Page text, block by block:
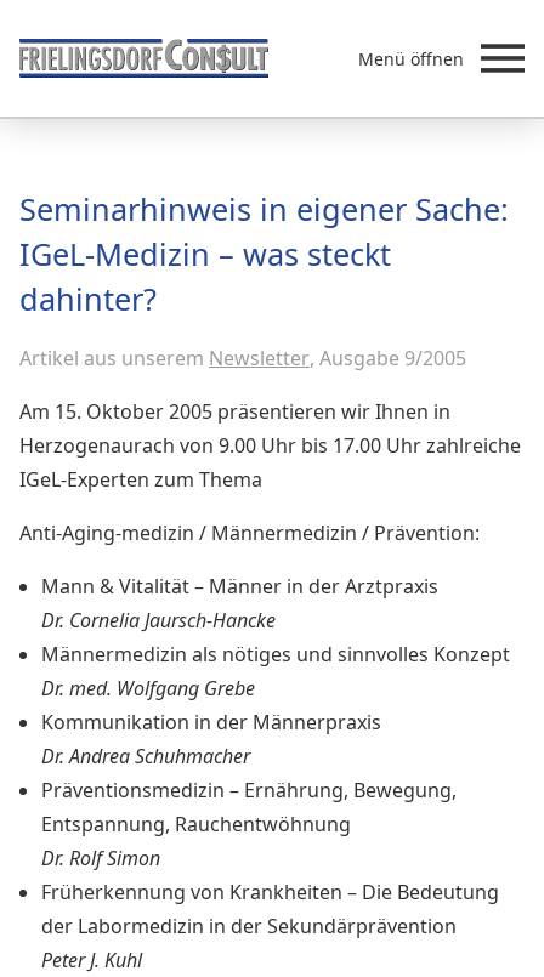
Menü öffnen
Beratung
Akademie
MVZ/Ärztenetze
Über uns
Newsletter & Presse
Seminarhinweis in eigener Sache:
IGeL-Medizin – was steckt
dahinter?
Artikel aus unserem Newsletter, Ausgabe 9/2005
Am 15. Oktober 2005 präsentieren wir Ihnen in
Herzogenaurach von 9.00 Uhr bis 17.00 Uhr zahlreiche
IGeL-Experten zum Thema
Anti-Aging-medizin / Männermedizin / Prävention:
Mann & Vitalität – Männer in der Arztpraxis
Dr. Cornelia Jaursch-Hancke
Männermedizin als nötiges und sinnvolles Konzept
Dr. med. Wolfgang Grebe
Kommunikation in der Männerpraxis
Dr. Andrea Schuhmacher
Präventionsmedizin – Ernährung, Bewegung,
Entspannung, Rauchentwöhnung
Dr. Rolf Simon
Früherkennung von Krankheiten – Die Bedeutung
der Labormedizin in der Sekundärprävention
Peter J. Kuhl